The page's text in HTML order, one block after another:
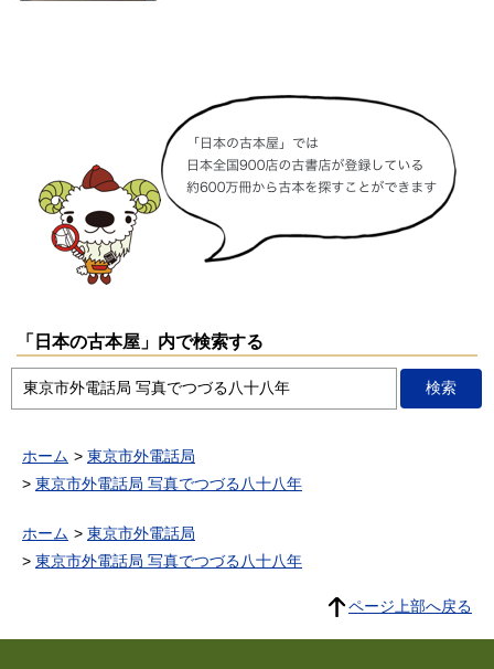
「日本の古本屋」内で検索する
ホーム
東京市外電話局
東京市外電話局 写真でつづる八十八年
ホーム
東京市外電話局
東京市外電話局 写真でつづる八十八年
ページ上部へ戻る